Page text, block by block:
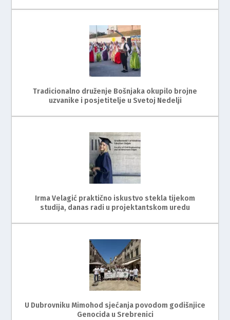
Tradicionalno druženje Bošnjaka okupilo brojne
uzvanike i posjetitelje u Svetoj Nedelji
Irma Velagić praktično iskustvo stekla tijekom
studija, danas radi u projektantskom uredu
U Dubrovniku Mimohod sjećanja povodom godišnjice
Genocida u Srebrenici